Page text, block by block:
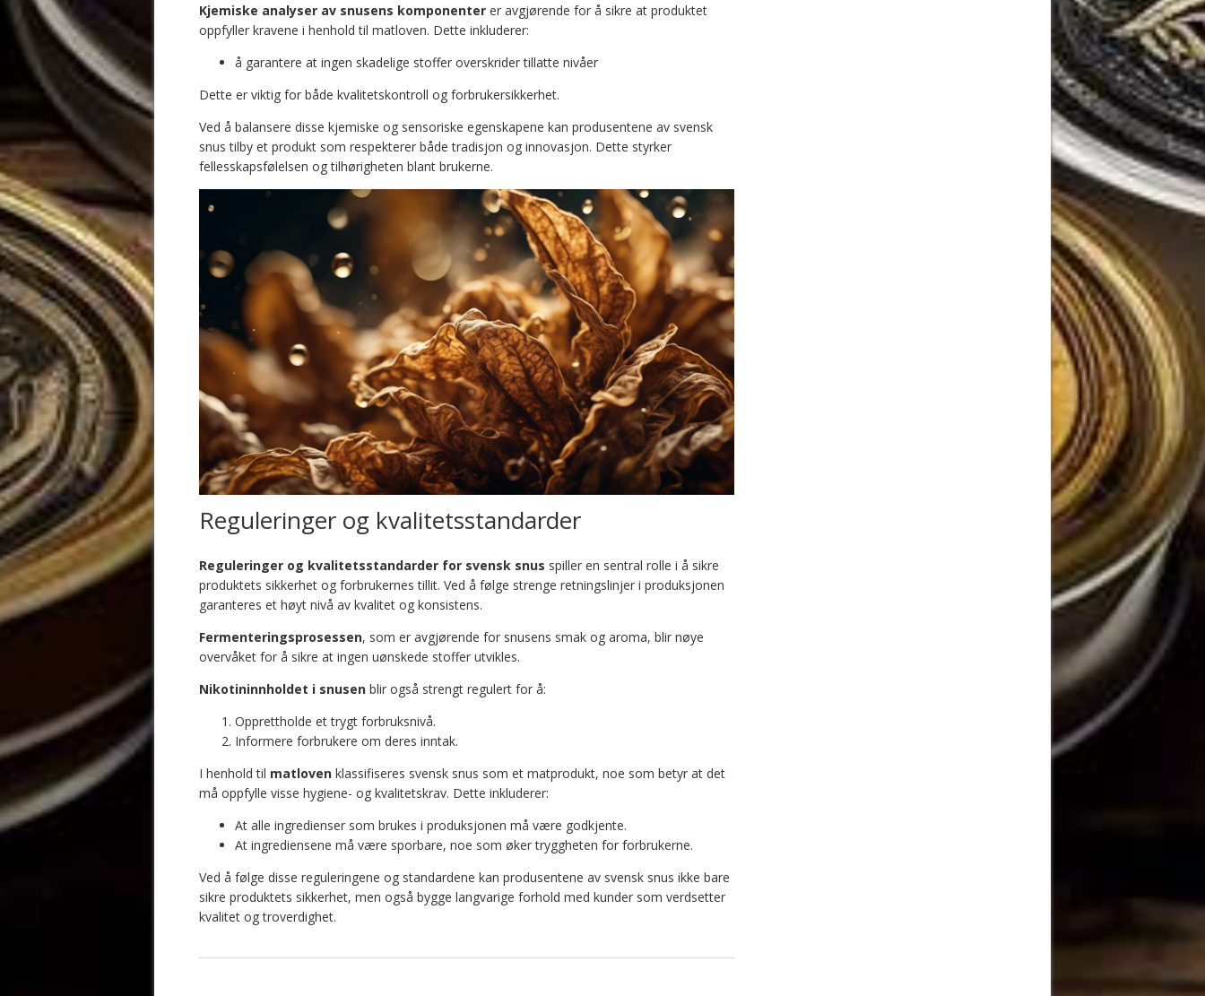
Kjemiske analyser av snusens komponenter er avgjørende for å sikre at produktet
oppfyller kravene i henhold til matloven. Dette inkluderer:
å garantere at ingen skadelige stoffer overskrider tillatte nivåer
Dette er viktig for både kvalitetskontroll og forbrukersikkerhet.
Ved å balansere disse kjemiske og sensoriske egenskapene kan produsentene av svensk
snus tilby et produkt som respekterer både tradisjon og innovasjon. Dette styrker
fellesskapsfølelsen og tilhørigheten blant brukerne.
Reguleringer og kvalitetsstandarder
Reguleringer og kvalitetsstandarder for svensk snus spiller en sentral rolle i å sikre
produktets sikkerhet og forbrukernes tillit. Ved å følge strenge retningslinjer i produksjonen
garanteres et høyt nivå av kvalitet og konsistens.
Fermenteringsprosessen, som er avgjørende for snusens smak og aroma, blir nøye
overvåket for å sikre at ingen uønskede stoffer utvikles.
Nikotininnholdet i snusen blir også strengt regulert for å:
Opprettholde et trygt forbruksnivå.
Informere forbrukere om deres inntak.
I henhold til matloven klassifiseres svensk snus som et matprodukt, noe som betyr at det
må oppfylle visse hygiene- og kvalitetskrav. Dette inkluderer:
At alle ingredienser som brukes i produksjonen må være godkjente.
At ingrediensene må være sporbare, noe som øker tryggheten for forbrukerne.
Ved å følge disse reguleringene og standardene kan produsentene av svensk snus ikke bare
sikre produktets sikkerhet, men også bygge langvarige forhold med kunder som verdsetter
kvalitet og troverdighet.